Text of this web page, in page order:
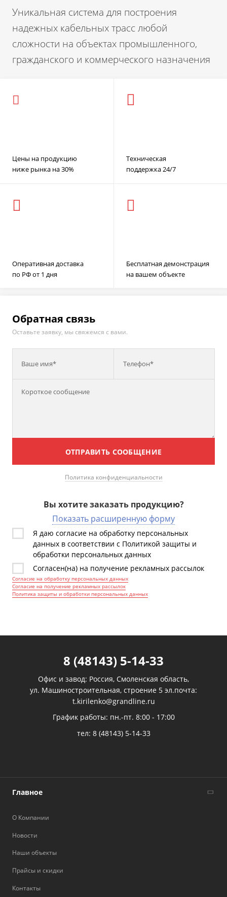
Уникальная система для построения
надежных кабельных трасс любой
сложности на объектах промышленного,
гражданского и коммерческого назначения
Цены на продукцию
ниже рынка на 30%
Техническая
поддержка 24/7
Оперативная доставка
по РФ от 1 дня
Бесплатная демонстрация
на вашем объекте
Обратная связь
Оставьте заявку, мы свяжемся с вами.
Ваше имя* Телефон*
ОТПРАВИТЬ СООБЩЕНИЕ
Вы хотите заказать продукцию?
Показать расширенную форму
Политика конфиденциальности
Я даю согласие на обработку персональных
данных в соответствии с Политикой защиты и
обработки персональных данных
Согласен(на) на получение рекламных рассылок
Согласие на обработку персональных данных
Согласие на получение рекламных рассылок
Политика защиты и обработки персональных данных
Главное
О Компании
Новости
Наши объекты
Прайсы и скидки
Контакты
8 (48143) 5-14-33
Офис и завод: Россия, Смоленская область,
ул. Машиностроительная, строение 5 эл.почта:
t.kirilenko@grandline.ru
График работы: пн.-пт. 8:00 - 17:00
тел: 8 (48143) 5-14-33